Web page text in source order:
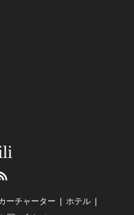
ーチャーター
ホテル